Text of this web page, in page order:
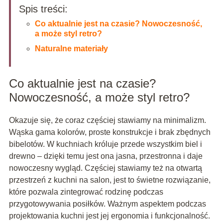
Spis treści:
Co aktualnie jest na czasie? Nowoczesność,
a może styl retro?
Naturalne materiały
Co aktualnie jest na czasie?
Nowoczesność, a może styl retro?
Okazuje się, że coraz częściej stawiamy na minimalizm.
Wąska gama kolorów, proste konstrukcje i brak zbędnych
bibelotów. W kuchniach króluje przede wszystkim biel i
drewno – dzięki temu jest ona jasna, przestronna i daje
nowoczesny wygląd. Częściej stawiamy też na otwartą
przestrzeń z kuchni na salon, jest to świetne rozwiązanie,
które pozwala zintegrować rodzinę podczas
przygotowywania posiłków. Ważnym aspektem podczas
projektowania kuchni jest jej ergonomia i funkcjonalność.